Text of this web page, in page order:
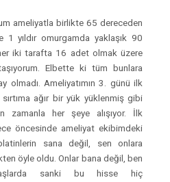
ameliyatla birlikte 65 dereceden
yıldır omurgamda yaklaşık 90
iki tarafta 16 adet olmak üzere
Elbette ki tüm bunlara
olmadı. Ameliyatımın 3. günü ilk
ağır bir yük yüklenmiş gibi
zamanla her şeye alışıyor. İlk
öncesinde ameliyat ekibimdeki
sana değil, sen onlara
öyle oldu. Onlar bana değil, ben
sanki bu hisse hiç